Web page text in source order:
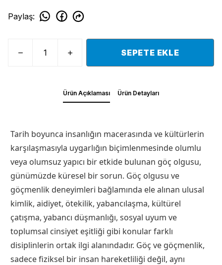
Paylaş:
SEPETE EKLE
Ürün Açıklaması Ürün Detayları
Tarih boyunca insanlığın macerasında ve kültürlerin
karşılaşmasıyla uygarlığın biçimlenmesinde olumlu
veya olumsuz yapıcı bir etkide bulunan göç olgusu,
günümüzde küresel bir sorun. Göç olgusu ve
göçmenlik deneyimleri bağlamında ele alınan ulusal
kimlik, aidiyet, ötekilik, yabancılaşma, kültürel
çatışma, yabancı düşmanlığı, sosyal uyum ve
toplumsal cinsiyet eşitliği gibi konular farklı
disiplinlerin ortak ilgi alanındadır. Göç ve göçmenlik,
sadece fiziksel bir insan hareketliliği değil, aynı